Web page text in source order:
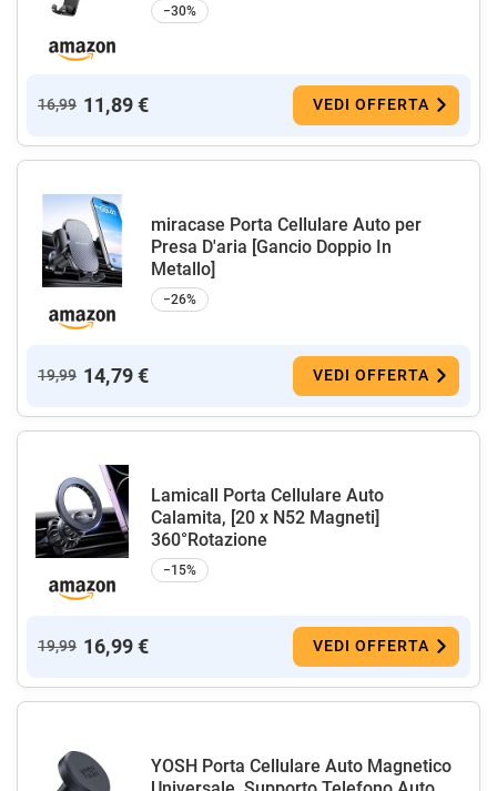
−30%
16,99 11,89 € VEDI OFFERTA
miracase Porta Cellulare Auto per
Presa D'aria [Gancio Doppio In
Metallo]
−26%
19,99 14,79 € VEDI OFFERTA
Lamicall Porta Cellulare Auto
Calamita, [20 x N52 Magneti]
360°Rotazione
−15%
19,99 16,99 € VEDI OFFERTA
YOSH Porta Cellulare Auto Magnetico